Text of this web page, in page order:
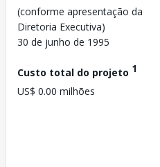
(conforme apresentação da
Diretoria Executiva)
30 de junho de 1995
Custo total do projeto 1
US$ 0.00 milhões